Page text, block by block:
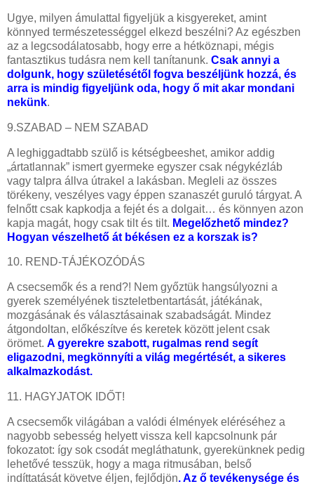
Ugye, milyen ámulattal figyeljük a kisgyereket, amint
könnyed természetességgel elkezd beszélni? Az egészben
az a legcsodálatosabb, hogy erre a hétköznapi, mégis
fantasztikus tudásra nem kell tanítanunk. Csak annyi a
dolgunk, hogy születésétől fogva beszéljünk hozzá, és
arra is mindig figyeljünk oda, hogy ő mit akar mondani
nekünk.
9.SZABAD – NEM SZABAD
A leghiggadtabb szülő is kétségbeeshet, amikor addig
„ártatlannak” ismert gyermeke egyszer csak négykézláb
vagy talpra állva útrakel a lakásban. Megleli az összes
törékeny, veszélyes vagy éppen szanaszét guruló tárgyat. A
felnőtt csak kapkodja a fejét és a dolgait… és könnyen azon
kapja magát, hogy csak tilt és tilt. Megelőzhető mindez?
Hogyan vészelhető át békésen ez a korszak is?
10. REND-TÁJÉKOZÓDÁS
A csecsemők és a rend?! Nem győztük hangsúlyozni a
gyerek személyének tiszteletbentartását, játékának,
mozgásának és választásainak szabadságát. Mindez
átgondoltan, előkészítve és keretek között jelent csak
örömet. A gyerekre szabott, rugalmas rend segít
eligazodni, megkönnyíti a világ megértését, a sikeres
alkalmazkodást.
11. HAGYJATOK IDŐT!
A csecsemők világában a valódi élmények eléréséhez a
nagyobb sebesség helyett vissza kell kapcsolnunk pár
fokozatot: így sok csodát megláthatunk, gyerekünknek pedig
lehetővé tesszük, hogy a maga ritmusában, belső
indíttatását követve éljen, fejlődjön. Az ő tevékenysége és